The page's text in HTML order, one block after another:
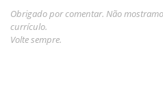
Obrigado por comentar. Não
currículo.
Volte sempre.